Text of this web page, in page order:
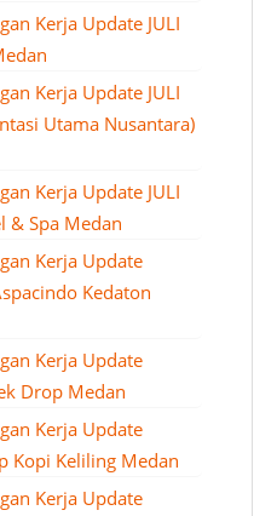
Kerja Update JULI
Kerja Update JULI
Utama Nusantara)
Kerja Update JULI
& Spa Medan
Kerja Update
Kedaton
Kerja Update
Drop Medan
Kerja Update
Kopi Keliling Medan
Kerja Update